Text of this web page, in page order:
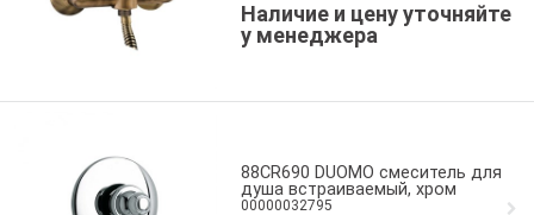
Наличие и цену уточняйте
у менеджера
88CR690 DUOMO смеситель для
душа встраиваемый, хром
00000032795